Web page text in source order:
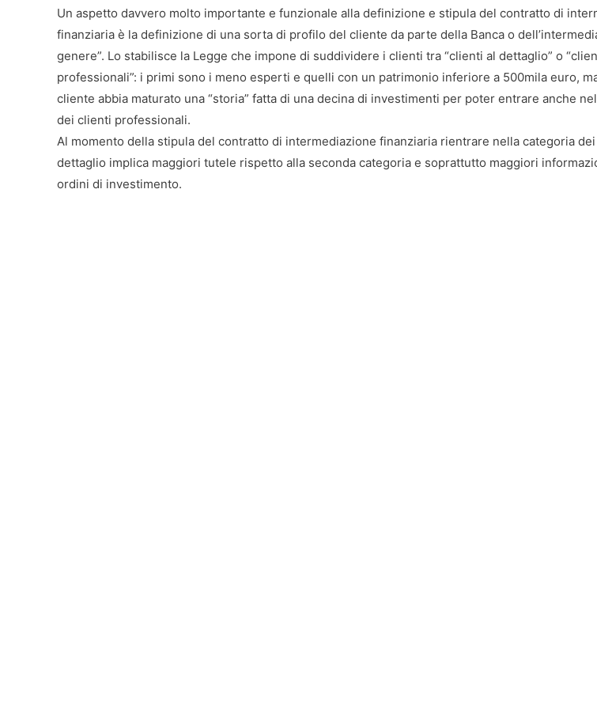
Un aspetto davvero molto importante e funzionale alla definizione e stipula del contratto di
finanziaria è la definizione di una sorta di profilo del cliente da parte della Banca o
genere”. Lo stabilisce la Legge che impone di suddividere i clienti tra “clienti al dettaglio” o
professionali”: i primi sono i meno esperti e quelli con un patrimonio inferiore a 500mila euro,
cliente abbia maturato una “storia” fatta di una decina di investimenti per poter entrare anche
dei clienti professionali.
Al momento della stipula del contratto di intermediazione finanziaria rientrare nella categoria
dettaglio implica maggiori tutele rispetto alla seconda categoria e soprattutto maggiori
ordini di investimento.